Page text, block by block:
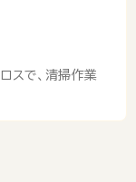
スで、清掃作業